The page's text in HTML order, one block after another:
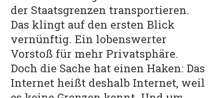
der Staatsgrenzen transportieren.
Das klingt auf den ersten Blick
vernünftig. Ein lobenswerter
Vorstoß für mehr Privatsphäre.
Doch die Sache hat einen Haken: Das
Internet heißt deshalb Internet, weil